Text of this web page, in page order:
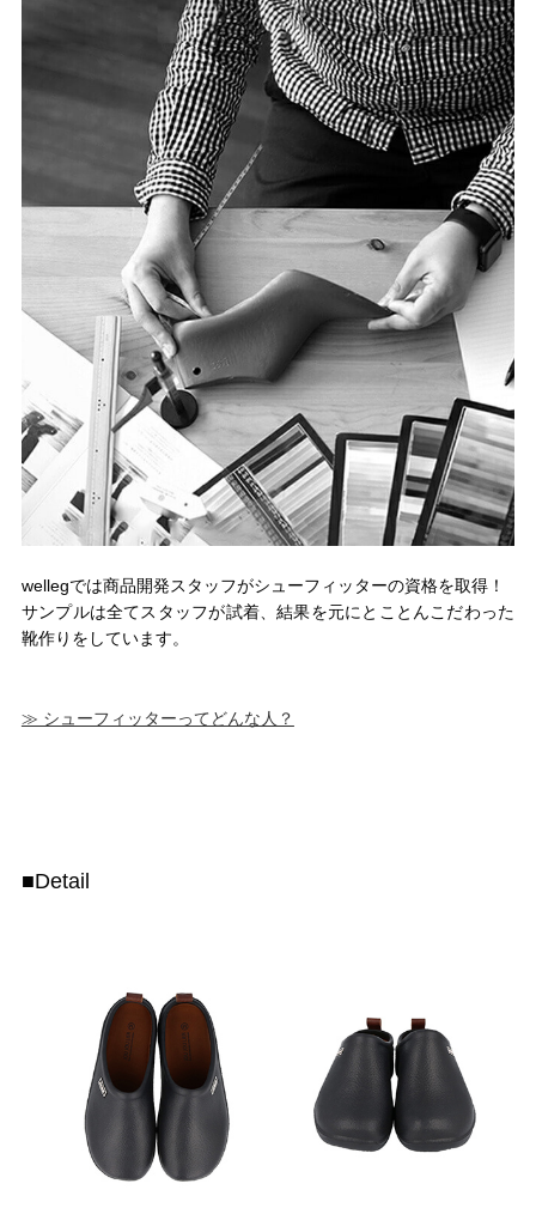
wellegでは商品開発スタッフがシューフィッターの資格を取得！
サンプルは全てスタッフが試着、結果を元にとことんこだわった
靴作りをしています。
≫ シューフィッターってどんな人？
■Detail